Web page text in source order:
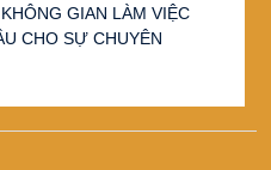
GIAN LÀM VIỆC
CHO SỰ CHUYÊN